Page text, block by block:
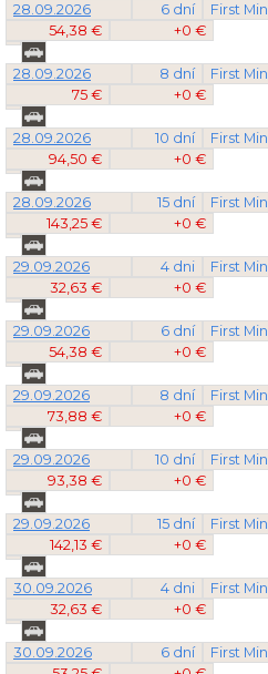
28.09.2026 6 dní
First
54,38 €
+0 €
28.09.2026 8 dní
First
75 €
+0 €
28.09.2026 10 dní
First
94,50 €
+0 €
28.09.2026 15 dní
First
143,25 €
+0 €
29.09.2026 4 dni
First
32,63 €
+0 €
29.09.2026 6 dní
First
54,38 €
+0 €
29.09.2026 8 dní
First
73,88 €
+0 €
29.09.2026 10 dní
First
93,38 €
+0 €
29.09.2026 15 dní
First
142,13 €
+0 €
30.09.2026 4 dni
First
32,63 €
+0 €
30.09.2026 6 dní
First